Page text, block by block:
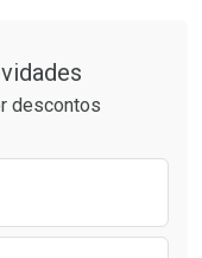
R$ 76,94/cada
descontos